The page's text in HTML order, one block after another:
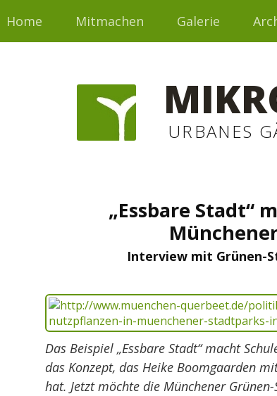
Home Mitmachen Galerie
URBANES
„Essbare Stadt“
Interview mit Grünen-
Das Beispiel „Essbare Stadt“ macht
das Konzept, das Heike Boomgaarden
hat. Jetzt möchte die Münchener